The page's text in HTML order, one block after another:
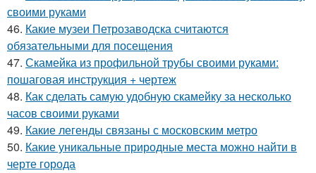
своими руками
46. Какие музеи Петрозаводска считаются
обязательными для посещения
47. Скамейка из профильной трубы своими руками:
пошаговая инструкция + чертеж
48. Как сделать самую удобную скамейку за несколько
часов своими руками
49. Какие легенды связаны с московским метро
50. Какие уникальные природные места можно найти в
черте города